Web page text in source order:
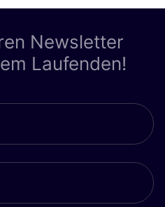
Newsletter
Laufenden!